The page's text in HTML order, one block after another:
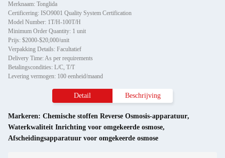
Merknaam: Tonglida
Certificering: ISO9001 Quality System Certification
Model Number: 1T/H-100T/H
Minimum Order Quantity: 1 unit
Prijs: $2000-$20,000/unit
Verpakking Details: Facultatief
Delivery Time: As per requirements
Betalingscondities: L/C, T/T
Levering vermogen: 100 eenheid/maand
Detail Beschrijving
Markeren: Chemische stoffen Reverse Osmosis-apparatuur,
Waterkwaliteit Inrichting voor omgekeerde osmose,
Afscheidingsapparatuur voor omgekeerde osmose